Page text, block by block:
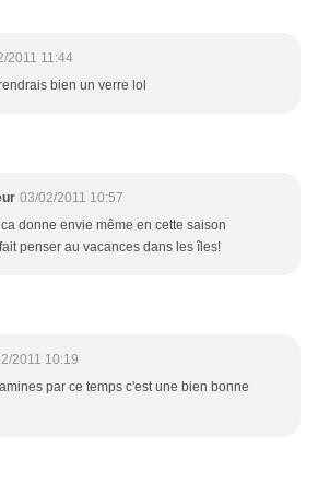
2011 11:44
bien un verre lol
03/02/2011 10:57
donne envie même en cette saison
penser au vacances dans les îles!
2011 10:19
par ce temps c'est une bien bonne